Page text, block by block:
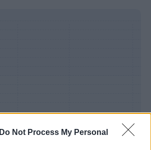
Do Not Process My Personal